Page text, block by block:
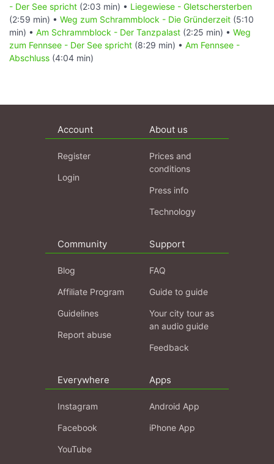
- Der See spricht (2:03 min) • Liegewiese - Gletschersterben
(2:59 min) • Weg zum Schrammblock - Die Gründerzeit (5:10
min) • Am Schrammblock - Der Tanzpalast (2:25 min) • Weg
zum Fennsee - Der See spricht (8:29 min) • Am Fennsee -
Abschluss (4:04 min)
Account
Register
Login
About us
Prices and
conditions
Press info
Technology
Community
Blog
Affiliate Program
Guidelines
Report abuse
Support
FAQ
Guide to guide
Your city tour as
an audio guide
Feedback
Everywhere
Instagram
Facebook
YouTube
Apps
Android App
iPhone App